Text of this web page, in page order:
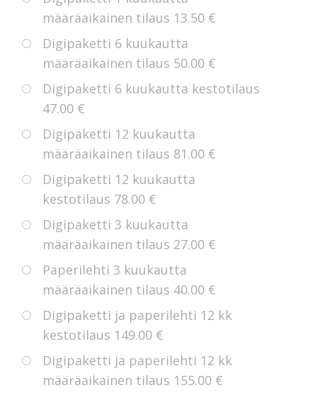
määräaikainen tilaus 13.50 €
Digipaketti 6 kuukautta
määräaikainen tilaus 50.00 €
Digipaketti 6 kuukautta kestotilaus
47.00 €
Digipaketti 12 kuukautta
määräaikainen tilaus 81.00 €
Digipaketti 12 kuukautta
kestotilaus 78.00 €
Digipaketti 3 kuukautta
määräaikainen tilaus 27.00 €
Paperilehti 3 kuukautta
määräaikainen tilaus 40.00 €
Digipaketti ja paperilehti 12 kk
kestotilaus 149.00 €
Digipaketti ja paperilehti 12 kk
määräaikainen tilaus 155.00 €